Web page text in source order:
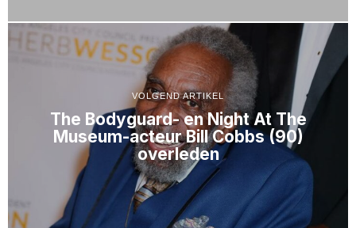
VOLGEND ARTIKEL
The Bodyguard- en Night At The
Museum-acteur Bill Cobbs (90)
overleden